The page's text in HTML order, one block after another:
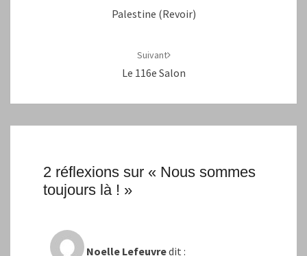
Palestine (revoir)
Suivant
Le 116e Salon
2 réflexions sur « Nous sommes
toujours là ! »
Noelle Lefeuvredit :